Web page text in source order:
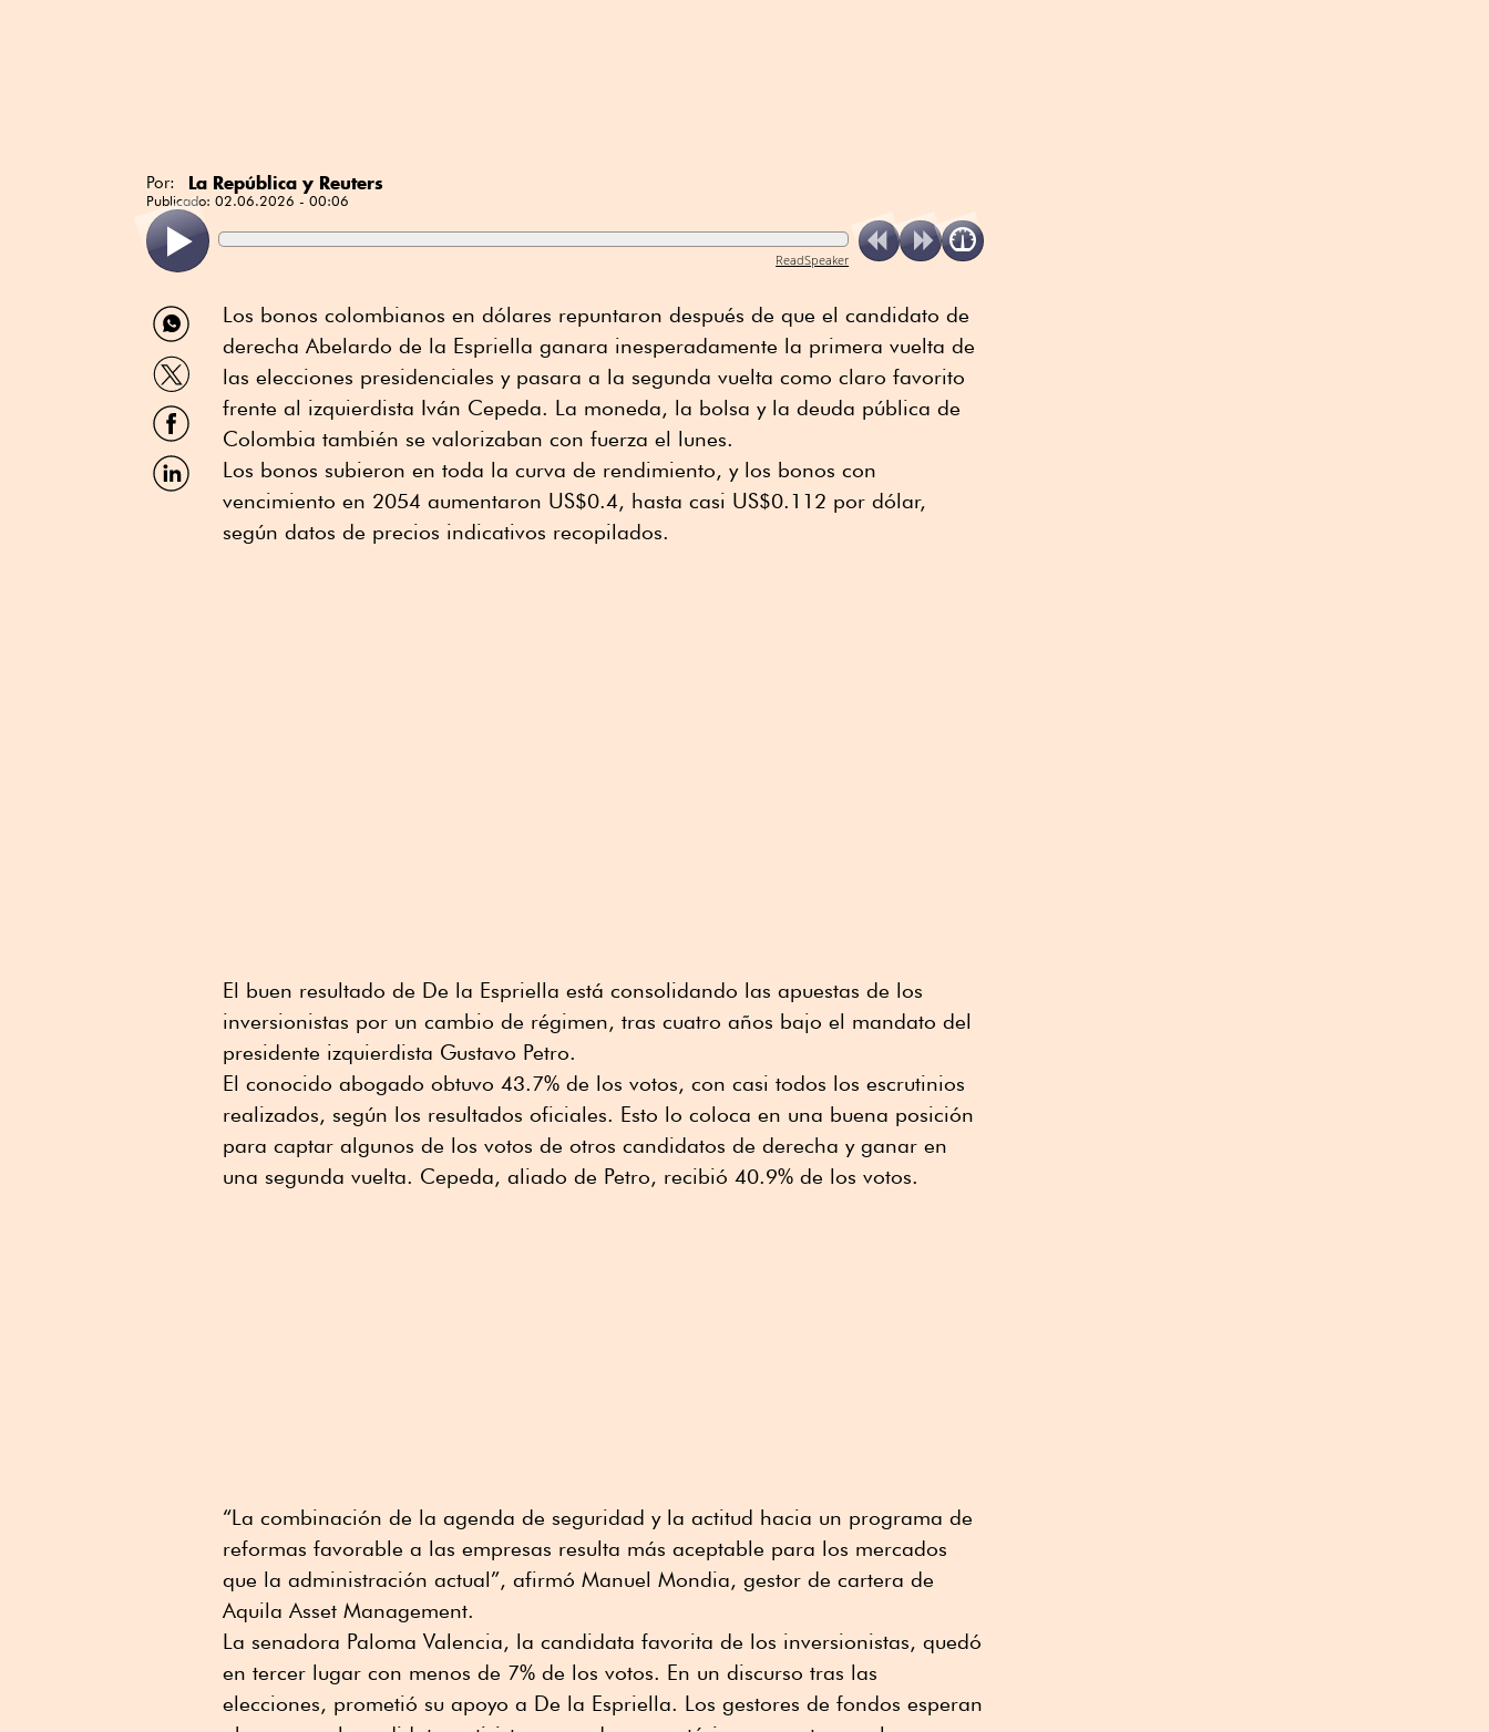
Por: La República y Reuters
Publicado: 02.06.2026 - 00:06
ReadSpeaker
Compartir
por
WhatsApp
Compartir
por
Twitter
Compartir
por
Facebook
Compartir
por
Los bonos colombianos en dólares repuntaron después de que el candidato de
derecha Abelardo de la Espriella ganara inesperadamente la primera vuelta de
las elecciones presidenciales y pasara a la segunda vuelta como claro favorito
frente al izquierdista Iván Cepeda. La moneda, la bolsa y la deuda pública de
Colombia también se valorizaban con fuerza el lunes.
Los bonos subieron en toda la curva de rendimiento, y los bonos con
vencimiento en 2054 aumentaron US$0.4, hasta casi US$0.112 por dólar,
según datos de precios indicativos recopilados.
El buen resultado de De la Espriella está consolidando las apuestas de los
inversionistas por un cambio de régimen, tras cuatro años bajo el mandato del
presidente izquierdista Gustavo Petro.
El conocido abogado obtuvo 43.7% de los votos, con casi todos los escrutinios
realizados, según los resultados oficiales. Esto lo coloca en una buena posición
para captar algunos de los votos de otros candidatos de derecha y ganar en
una segunda vuelta. Cepeda, aliado de Petro, recibió 40.9% de los votos.
“La combinación de la agenda de seguridad y la actitud hacia un programa de
reformas favorable a las empresas resulta más aceptable para los mercados
que la administración actual”, afirmó Manuel Mondia, gestor de cartera de
Aquila Asset Management.
La senadora Paloma Valencia, la candidata favorita de los inversionistas, quedó
en tercer lugar con menos de 7% de los votos. En un discurso tras las
elecciones, prometió su apoyo a De la Espriella. Los gestores de fondos esperan